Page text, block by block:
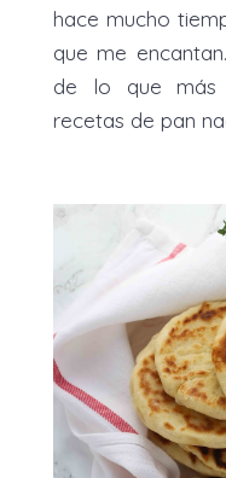
hace mucho
que me
de lo que
recetas de pan